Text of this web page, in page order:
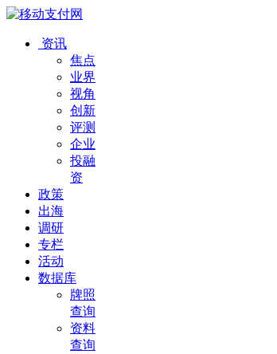
资讯
焦点
业界
视角
创新
评测
企业
投融
资
政策
出海
调研
专栏
活动
数据库
牌照
查询
资料
查询